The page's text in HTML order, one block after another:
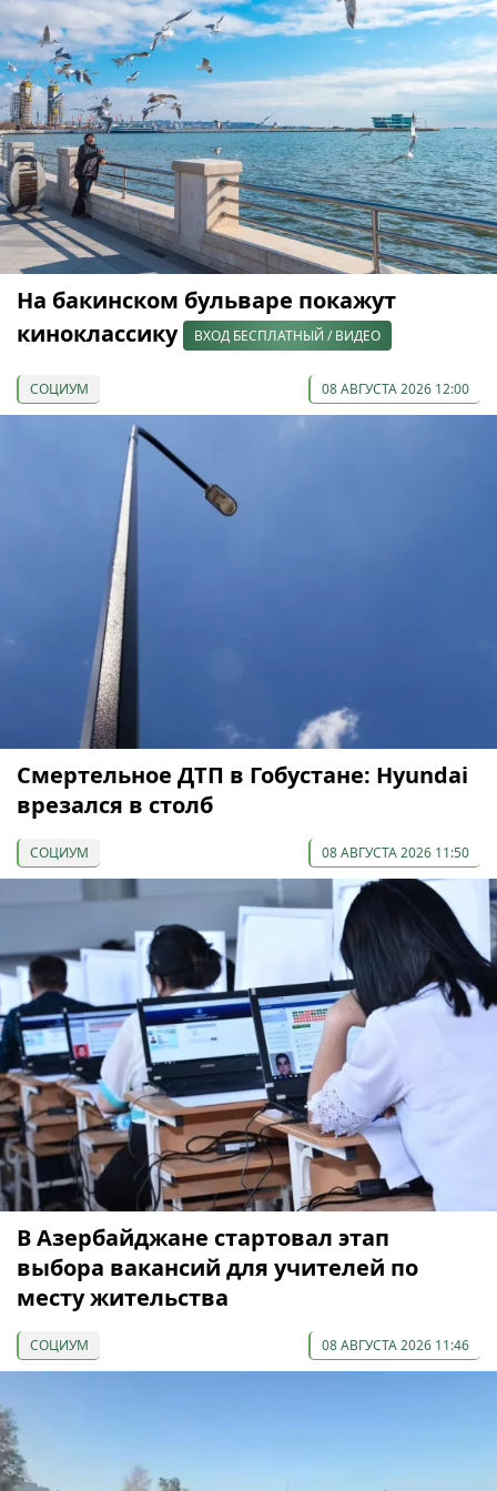
На бакинском бульваре покажут
киноклассику
ВХОД БЕСПЛАТНЫЙ / ВИДЕО
СОЦИУМ 08 АВГУСТА 2026 12:00
Смертельное ДТП в Гобустане: Hyundai
врезался в столб
СОЦИУМ 08 АВГУСТА 2026 11:50
В Азербайджане стартовал этап
выбора вакансий для учителей по
месту жительства
СОЦИУМ 08 АВГУСТА 2026 11:46